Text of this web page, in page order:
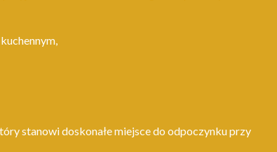
stanowi doskonałe miejsce do odpoczynku przy